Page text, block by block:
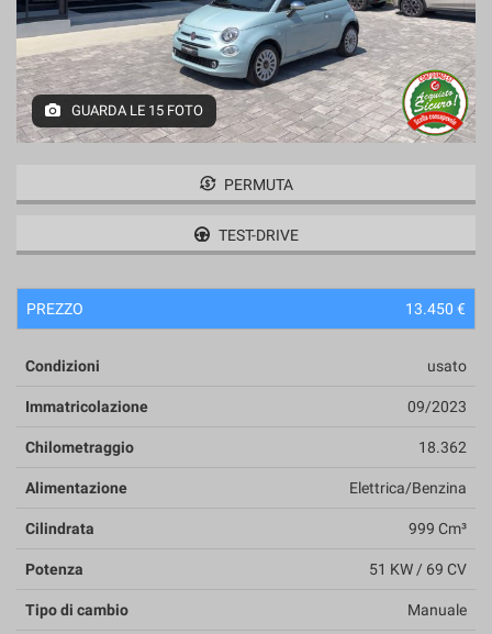
CONTATTI
GUARDA LE 15 FOTO
PERMUTA
TEST-DRIVE
PREZZO 13.450 €
Condizioni usato
Immatricolazione 09/2023
Chilometraggio 18.362
Alimentazione Elettrica/Benzina
Cilindrata 999 Cm³
Potenza 51 KW / 69 CV
Tipo di cambio Manuale
tracciamento
adottiamo
per
offrire
le
funzionalità
le
di
descritte.
Per
maggiori
sull'utilità
sul
di
strumenti
tracciamento
si
rimanda